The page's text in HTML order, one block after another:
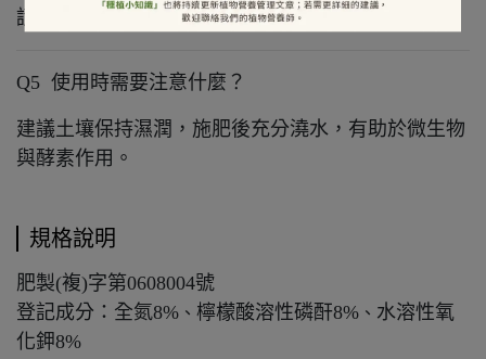
請依商品使用說明與作物生長階段調整。
Q5 使用時需要注意什麼？
建議土壤保持濕潤，施肥後充分澆水，有助於微生物
與酵素作用。
規格說明
肥製(複)字第0608004號
登記成分：全氮8% 、 檸檬酸溶性磷酐8% 、 水溶性氧
化鉀8%